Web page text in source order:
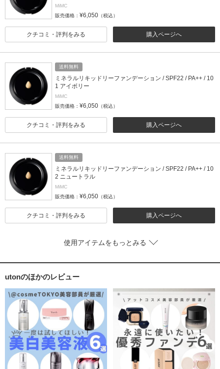
MiMC
販売価格： ¥6,050 （税込）
購入ページへ
クチコミ・評判をみる
送料無料
ミネラルリキッドリーファンデーション / SPF22 / PA++ / 10
1 アイボリー
MiMC
販売価格： ¥6,050 （税込）
購入ページへ
クチコミ・評判をみる
送料無料
ミネラルリキッドリーファンデーション / SPF22 / PA++ / 10
2 ニュートラル
MiMC
販売価格： ¥6,050 （税込）
購入ページへ
クチコミ・評判をみる
使用アイテムをもっとみる
utonのほかのレビュー